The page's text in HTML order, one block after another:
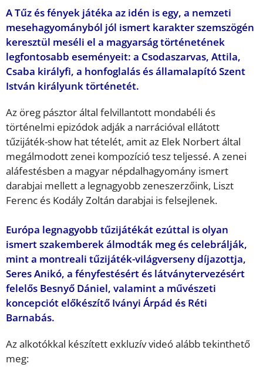
A Tűz és fények játéka az idén is egy, a nemzeti
mesehagyományból jól ismert karakter szemszögén
keresztül meséli el a magyarság történetének
legfontosabb eseményeit: a Csodaszarvas, Attila,
Csaba királyfi, a honfoglalás és államalapító Szent
István királyunk történetét.
Az öreg pásztor által felvillantott mondabéli és
történelmi epizódok adják a narrációval ellátott
tűzijáték-show hat tételét, amit az Elek Norbert által
megálmodott zenei kompozíció tesz teljessé. A zenei
aláfestésben a magyar népdalhagyomány ismert
darabjai mellett a legnagyobb zeneszerzőink, Liszt
Ferenc és Kodály Zoltán darabjai is felsejlenek.
Európa legnagyobb tűzijátékát ezúttal is olyan
ismert szakemberek álmodták meg és celebrálják,
mint a montreali tűzijáték-világverseny díjazottja,
Seres Anikó, a fényfestésért és látványtervezésért
felelős Besnyő Dániel, valamint a művészeti
koncepciót előkészítő Iványi Árpád és Réti
Barnabás.
Az alkotókkal készített exkluzív videó alább tekinthető
meg: